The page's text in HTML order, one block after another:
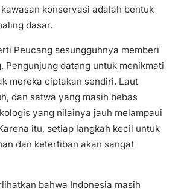
konservasi adalah bentuk
dasar.
Peucang sesungguhnya memberi
Pengunjung datang untuk menikmati
mereka ciptakan sendiri. Laut
dan satwa yang masih bebas
yang nilainya jauh melampaui
itu, setiap langkah kecil untuk
dan ketertiban akan sangat
bahwa Indonesia masih